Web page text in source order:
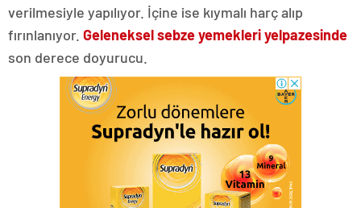
verilmesiyle yapılıyor. İçine ise kıymalı harç alıp
fırınlanıyor. Gelenekselsebzeyemekleri yelpazesinde
son derece doyurucu.